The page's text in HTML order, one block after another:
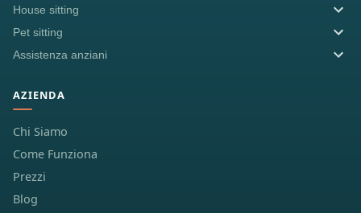
House sitting
Pet sitting
Assistenza anziani
AZIENDA
Chi Siamo
Come Funziona
Prezzi
Blog